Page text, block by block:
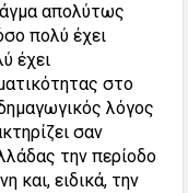
απολύτως
πολύ έχει
έχει
στο
λόγος
σαν
την περίοδο
και, ειδικά, την